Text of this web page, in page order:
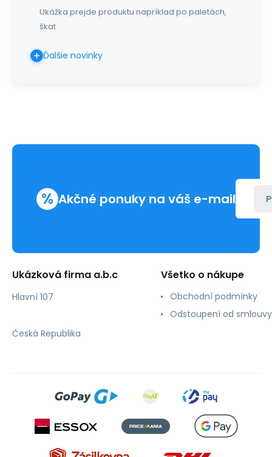
Ukážka prejde produktu napríklad po paletách,
škat
Ďalšie novinky
% Akčné ponuky na váš e-mail
Ukázková firma a.b.c
Hlavní 107
Česká Republika
Všetko o nákupe
Obchodní podmínky
Odstoupení od smlouvy